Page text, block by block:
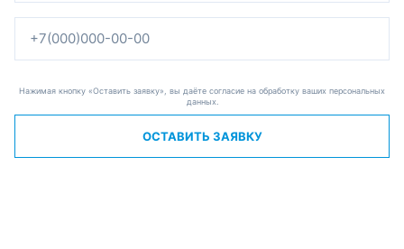
Нажимая кнопку «Оставить заявку», вы даёте согласие на обработку ваших персональных
данных.
ОСТАВИТЬ ЗАЯВКУ